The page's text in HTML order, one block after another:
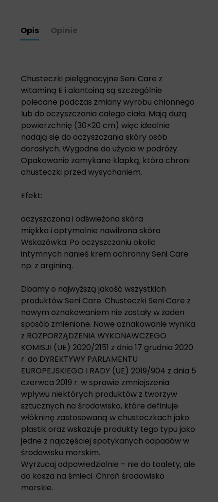
Opis Opinie
Chusteczki pielęgnacyjne Seni Care z
witaminą E i alantoiną są szczególnie
polecane podczas zmiany wyrobu chłonnego
lub do oczyszczania całego ciała. Mają dużą
powierzchnię (30×20 cm) więc idealnie
nadają się do oczyszczania skóry osób
dorosłych. Wygodne do użycia w podróży.
Opakowanie zamykane klapką, która chroni
chusteczki przed wysychaniem.
Efekt:
oczyszczona i odświeżona skóra
miękka i optymalnie nawilżona skóra
Wskazówka: Po oczyszczaniu okolic
intymnych nanieś krem ochronny Seni Care
np. z argininą.
Dbamy o najwyższą jakość wszystkich
produktów Seni Care. Chusteczki Seni Care z
nowym oznakowaniem nie zostały w żaden
sposób zmienione. Nowe oznakowanie wynika
z ROZPORZĄDZENIA WYKONAWCZEGO
KOMISJI (UE) 2020/2151 z dnia 17 grudnia 2020
r. do DYREKTYWY PARLAMENTU
EUROPEJSKIEGO I RADY (UE) 2019/904 z dnia 5
czerwca 2019 r. w sprawie zmniejszenia
wpływu niektórych produktów z tworzyw
sztucznych na środowisko, które definiuje
włókninę zastosowaną w chusteczkach jako
plastik oraz wskazuje produkty tego typu jako
jedne z najczęściej spotykanych odpadów w
środowisku morskim.
Wyrzucaj odpowiedzialnie – nie do toalety, ale
do kosza na śmieci. Chroń środowisko
morskie.